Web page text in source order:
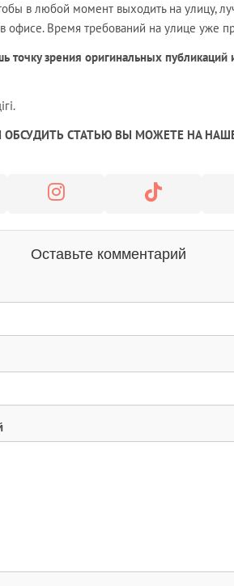
в любой момент выходить на улицу,
офисе. Время требований на улице уже
точку зрения оригинальных публикаций
СТАТЬЮ ВЫ МОЖЕТЕ НА
Оставьте комментарий